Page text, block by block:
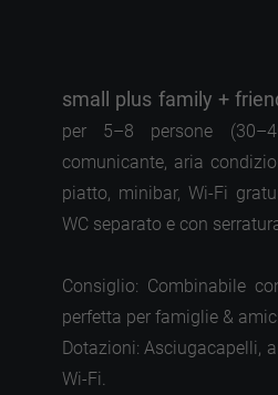
small plus family +
per 5–8 persone
comunicante, aria
piatto, minibar, Wi-Fi
WC separato e con
Consiglio: Combinabile
perfetta per famiglie &
Dotazioni: Asciugacapelli,
Wi-Fi.